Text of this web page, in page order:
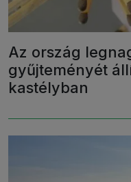
Az ország
gyűjteményét
kastélyban